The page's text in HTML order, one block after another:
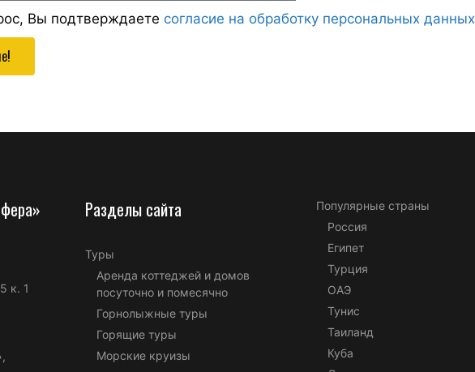
Вы подтверждаете согласие на обработку персональных данных
к. 1
Разделы сайта
Туры
Аренда коттеджей и домов
посуточно и помесячно
Горнолыжные туры
Горящие туры
Морские круизы
Популярные страны
Россия
Египет
Турция
ОАЭ
Тунис
Таиланд
Куба